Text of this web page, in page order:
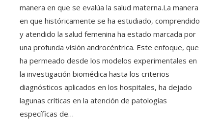
manera en que se evalúa la salud materna.La manera
en que históricamente se ha estudiado, comprendido
y atendido la salud femenina ha estado marcada por
una profunda visión androcéntrica. Este enfoque, que
ha permeado desde los modelos experimentales en
la investigación biomédica hasta los criterios
diagnósticos aplicados en los hospitales, ha dejado
lagunas críticas en la atención de patologías
específicas de…